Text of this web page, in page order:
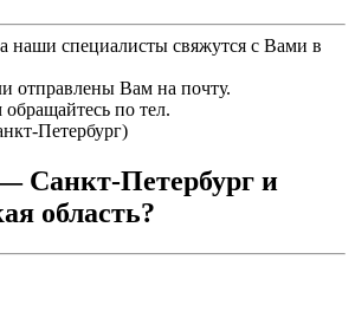
наши специалисты свяжутся с Вами в
отправлены Вам на почту.
по тел.
Петербург)
— Санкт-Петербург и
область?